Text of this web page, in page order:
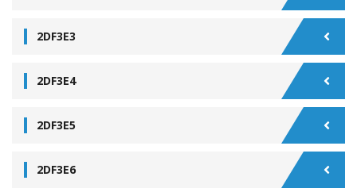
2DF3E3
2DF3E4
2DF3E5
2DF3E6